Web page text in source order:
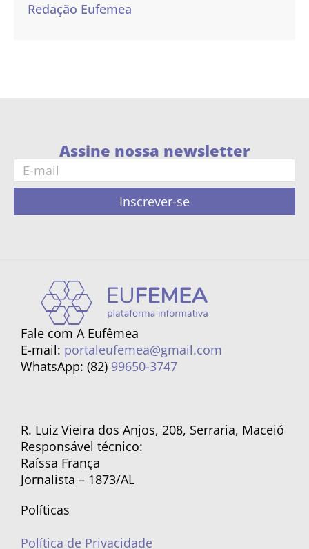
Redação Eufemea
Assine nossa newsletter
Inscrever-se
Fale com A Eufêmea
E-mail: portaleufemea@gmail.com
WhatsApp: (82) 99650-3747
R. Luiz Vieira dos Anjos, 208, Serraria, Maceió
Responsável técnico:
Raíssa França
Jornalista – 1873/AL
Políticas
Política de Privacidade